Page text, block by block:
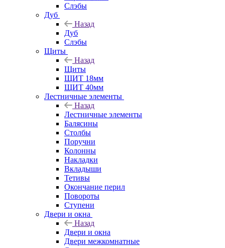
Слэбы
Дуб
Назад
Дуб
Слэбы
Щиты
Назад
Щиты
ЩИТ 18мм
ЩИТ 40мм
Лестничные элементы
Назад
Лестничные элементы
Балясины
Столбы
Поручни
Колонны
Накладки
Вкладыши
Тетивы
Окончание перил
Повороты
Ступени
Двери и окна
Назад
Двери и окна
Двери межкомнатные